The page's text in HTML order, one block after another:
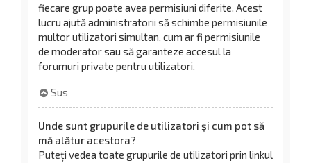
fiecare grup poate avea permisiuni diferite. Acest
lucru ajută administratorii să schimbe permisiunile
multor utilizatori simultan, cum ar fi permisiunile
de moderator sau să garanteze accesul la
forumuri private pentru utilizatori.
Sus
Unde sunt grupurile de utilizatori și cum pot să
mă alătur acestora?
Puteți vedea toate grupurile de utilizatori prin linkul